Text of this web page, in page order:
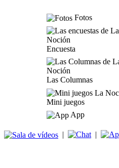
Fotos
Encuesta
Las Columnas
Mini juegos
App
| |